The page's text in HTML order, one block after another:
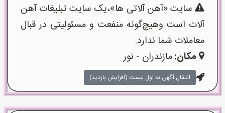
سایت «آهن آلاتی ها»،یک سایت تبلیغات آهن
آلات است وهیچ‌گونه منفعت و مسئولیتی در قبال
معاملات شما ندارد.
مکان:مازندران - نور
انتقال آگهی به اول لیست (افزایش بازدید)